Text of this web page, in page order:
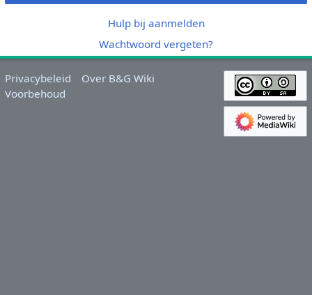
Hulp bij aanmelden
Wachtwoord vergeten?
Privacybeleid
Over B&G Wiki
Voorbehoud